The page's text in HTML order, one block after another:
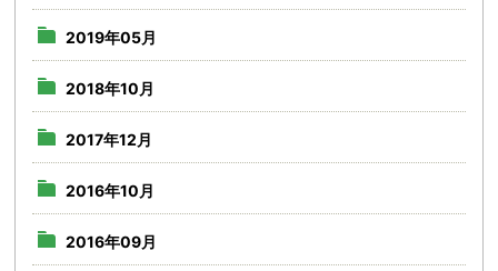
2019年05月
2018年10月
2017年12月
2016年10月
2016年09月